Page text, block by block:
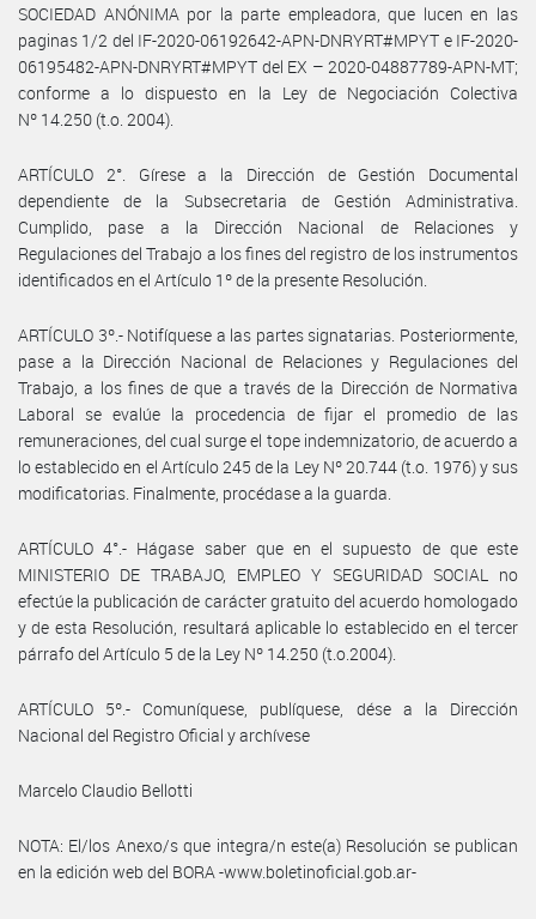
SOCIEDAD ANÓNIMA por la parte empleadora, que lucen en las
paginas 1/2 del IF-2020-06192642-APN-DNRYRT#MPYT e IF-2020-
06195482-APN-DNRYRT#MPYT del EX – 2020-04887789-APN-MT;
conforme a lo dispuesto en la Ley de Negociación Colectiva
Nº 14.250 (t.o. 2004).
ARTÍCULO 2°. Gírese a la Dirección de Gestión Documental
dependiente de la Subsecretaria de Gestión Administrativa.
Cumplido, pase a la Dirección Nacional de Relaciones y
Regulaciones del Trabajo a los fines del registro de los instrumentos
identificados en el Artículo 1º de la presente Resolución.
ARTÍCULO 3º.- Notifíquese a las partes signatarias. Posteriormente,
pase a la Dirección Nacional de Relaciones y Regulaciones del
Trabajo, a los fines de que a través de la Dirección de Normativa
Laboral se evalúe la procedencia de fijar el promedio de las
remuneraciones, del cual surge el tope indemnizatorio, de acuerdo a
lo establecido en el Artículo 245 de la Ley Nº 20.744 (t.o. 1976) y sus
modificatorias. Finalmente, procédase a la guarda.
ARTÍCULO 4°.- Hágase saber que en el supuesto de que este
MINISTERIO DE TRABAJO, EMPLEO Y SEGURIDAD SOCIAL no
efectúe la publicación de carácter gratuito del acuerdo homologado
y de esta Resolución, resultará aplicable lo establecido en el tercer
párrafo del Artículo 5 de la Ley Nº 14.250 (t.o.2004).
ARTÍCULO 5º.- Comuníquese, publíquese, dése a la Dirección
Nacional del Registro Oficial y archívese
Marcelo Claudio Bellotti
NOTA: El/los Anexo/s que integra/n este(a) Resolución se publican
en la edición web del BORA -www.boletinoficial.gob.ar-